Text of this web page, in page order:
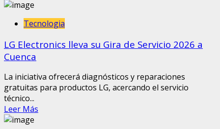
Tecnologia
LG Electronics lleva su Gira de Servicio 2026 a
Cuenca
La iniciativa ofrecerá diagnósticos y reparaciones
gratuitas para productos LG, acercando el servicio
técnico...
Leer Más